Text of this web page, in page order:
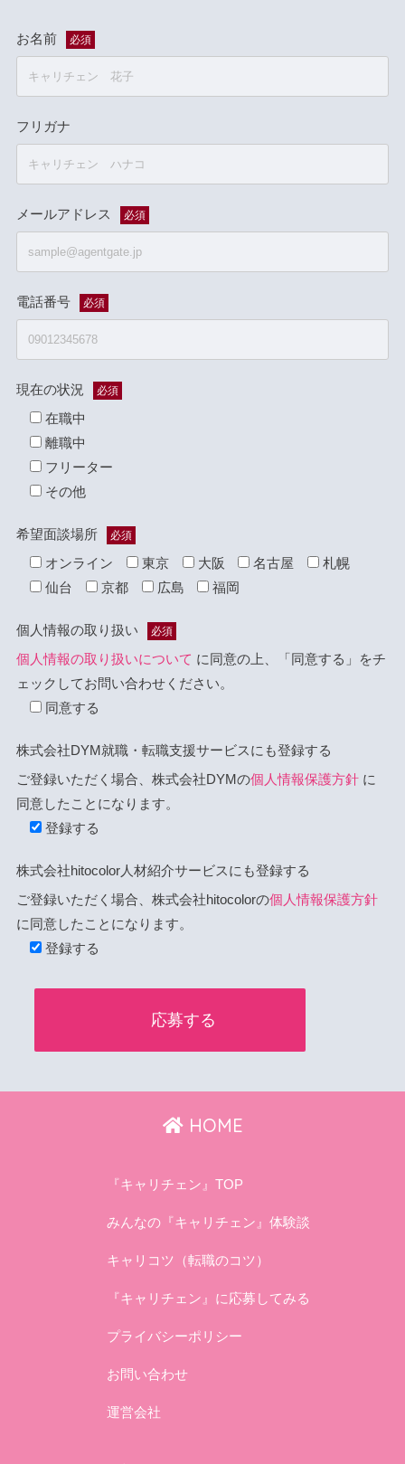
お名前 必須
フリガナ
メールアドレス 必須
電話番号 必須
現在の状況 必須
在職中
離職中
フリーター
その他
希望面談場所 必須
オンライン 東京 大阪 名古屋
札幌
仙台
京都 広島 福岡
個人情報の取り扱い 必須
個人情報の取り扱いについて に同意の上、「同意する」をチ
ェックしてお問い合わせください。
同意する
株式会社DYM就職・転職支援サービスにも登録する
ご登録いただく場合、株式会社DYMの個人情報保護方針に
同意したことになります。
登録する
株式会社hitocolor人材紹介サービスにも登録する
ご登録いただく場合、株式会社hitocolorの個人情報保護方針
に同意したことになります。
登録する
HOME
『キャリチェン』TOP
みんなの『キャリチェン』体験談
キャリコツ（転職のコツ）
『キャリチェン』に応募してみる
プライバシーポリシー
お問い合わせ
運営会社